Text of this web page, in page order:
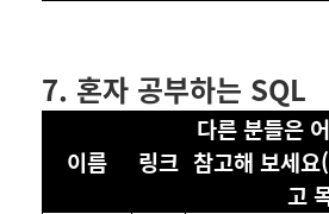
7. 혼자 공부하는 SQL
이름 링크
다른 분들은
참고해 보세요
고